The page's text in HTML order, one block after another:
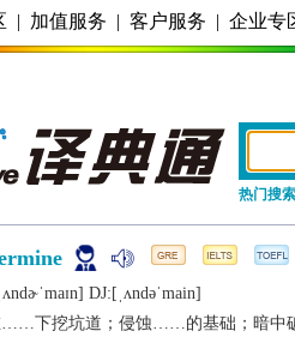
| 加值服务 | 客户服务 | 企业专
热门搜索
DJ:[ˌʌndǝˈmain]
下挖坑道；侵蚀……的基础；暗中